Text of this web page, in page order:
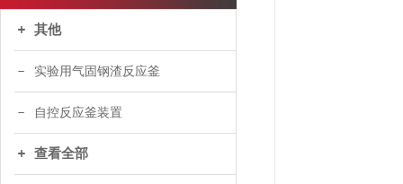
其他
实验用气固钢渣反应釜
自控反应釜装置
查看全部